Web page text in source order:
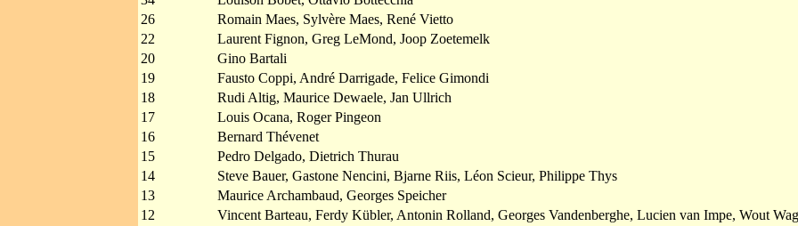
26
Romain Maes, Sylvère Maes, René Vietto
22
Laurent Fignon, Greg LeMond, Joop Zoetemelk
20
Gino Bartali
19
Fausto Coppi, André Darrigade, Felice Gimondi
18
Rudi Altig, Maurice Dewaele, Jan Ullrich
17
Louis Ocana, Roger Pingeon
16
Bernard Thévenet
15
Pedro Delgado, Dietrich Thurau
14
Steve Bauer, Gastone Nencini, Bjarne Riis, Léon Scieur, Philippe Thys
13
Maurice Archambaud, Georges Speicher
12
Vincent Barteau, Ferdy Kübler, Antonin Rolland, Georges Vandenberghe, Lucien van Impe, Wout